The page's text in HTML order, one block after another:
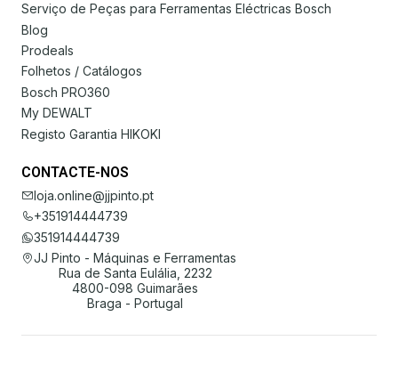
Serviço de Peças para Ferramentas Eléctricas Bosch
Blog
Prodeals
Folhetos / Catálogos
Bosch PRO360
My DEWALT
Registo Garantia HIKOKI
CONTACTE-NOS
loja.online@jjpinto.pt
+351914444739
351914444739
JJ Pinto - Máquinas e Ferramentas
Rua de Santa Eulália, 2232
4800-098 Guimarães
Braga - Portugal